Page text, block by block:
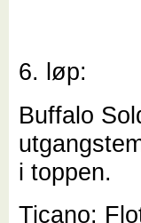
6. løp:
Buffalo
i toppen.
Ticano: